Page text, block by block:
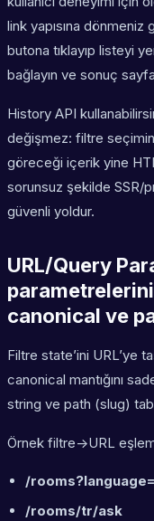
link yapısına
butona tıklayıp listeyi
bağlayın ve sonuç
History API
değişmez: filtre
göreceği içerik yine
sorunsuz şekilde SSR/
güvenli yoldur.
URL/Query
parametrelerini
canonical ve
Filtre state’ini URL’ye
canonical mantığını
string ve path (slug)
Örnek filtre->URL
/
/rooms/tr/ask